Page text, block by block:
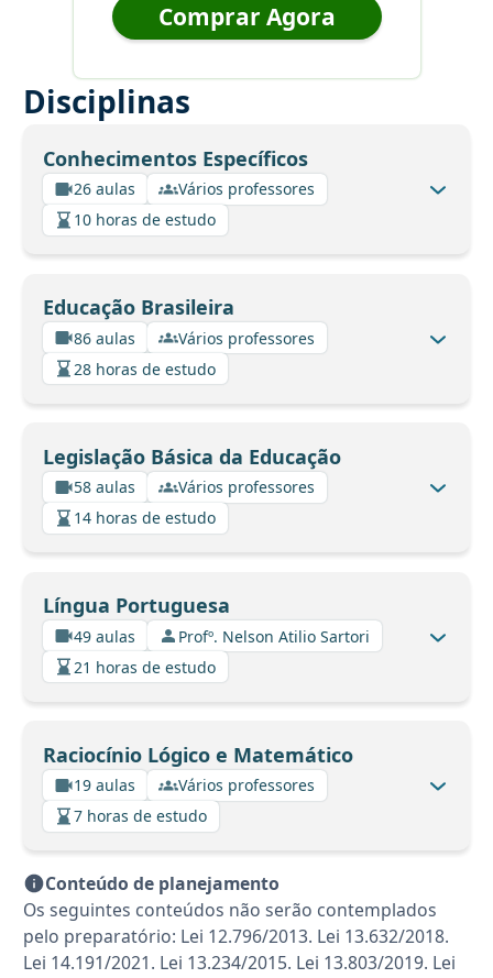
Comprar Agora
Disciplinas
Conhecimentos Específicos
26 aulas
Vários professores
10 horas de estudo
Educação Brasileira
86 aulas
Vários professores
28 horas de estudo
Legislação Básica da Educação
58 aulas
Vários professores
14 horas de estudo
Língua Portuguesa
49 aulas
Profº. Nelson Atilio Sartori
21 horas de estudo
Raciocínio Lógico e Matemático
19 aulas
Vários professores
7 horas de estudo
Conteúdo de planejamento
Os seguintes conteúdos não serão contemplados
pelo preparatório: Lei 12.796/2013. Lei 13.632/2018.
Lei 14.191/2021. Lei 13.234/2015. Lei 13.803/2019. Lei